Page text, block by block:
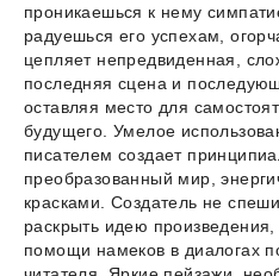
проникаешься к нему
радуешься его успехам,
цепляет непредвиденная,
последняя сцена и
оставляя место для
будущего. Умелое
писателем создает
преобразованный мир,
красками. Создатель не
раскрыть идею
помощи намеков в диалогах